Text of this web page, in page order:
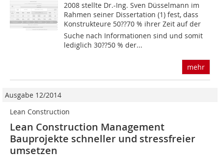
2008 stellte Dr.-Ing. Sven Düsselmann im
Rahmen seiner Dissertation (1) fest, dass
Konstrukteure 50??70 % ihrer Zeit auf der
Suche nach Informationen sind und somit
lediglich 30??50 % der...
mehr
Ausgabe 12/2014
Lean Construction
Lean Construction Management
Bauprojekte schneller und stressfreier
umsetzen